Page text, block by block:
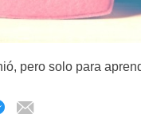
pero solo para